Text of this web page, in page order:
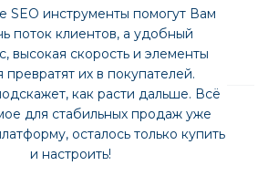
SEO инструменты помогут Вам
поток клиентов, а удобный
высокая скорость и элементы
превратят их в покупателей.
как расти дальше. Всё
для стабильных продаж уже
осталось только купить
и настроить!